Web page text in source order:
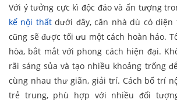
Với ý tưởng cực kì độc đáo và ấn tượng
kế nội thấtdưới đây, căn nhà dù có diện
cũng sẽ được tối ưu một cách hoàn hảo.
hòa, bắt mắt với phong cách hiện đại.
rãi sáng sủa và tạo nhiều khoảng trống
cùng nhau thư giãn, giải trí. Cách bố trí
trẻ trung, phù hợp với nhiều đối